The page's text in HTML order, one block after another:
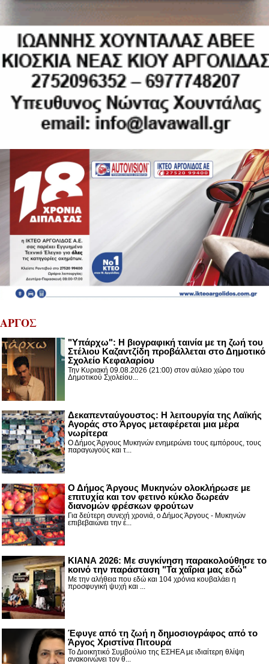
ΑΡΓΟΣ
"Υπάρχω": Η βιογραφική ταινία με τη ζωή του
Στέλιου Καζαντζίδη προβάλλεται στο Δημοτικό
Σχολείο Κεφαλαρίου
Την Κυριακή 09.08.2026 (21:00) στον αύλειο χώρο του
Δημοτικού Σχολείου...
Δεκαπενταύγουστος: H λειτουργία της Λαϊκής
Αγοράς στο Άργος μεταφέρεται μια μέρα
νωρίτερα
Ο Δήμος Άργους Μυκηνών ενημερώνει τους εμπόρους, τους
παραγωγούς και τ...
Ο Δήμος Άργους Μυκηνών ολοκλήρωσε με
επιτυχία και τον φετινό κύκλο δωρεάν
διανομών φρέσκων φρούτων
Για δεύτερη συνεχή χρονιά, ο Δήμος Άργους - Μυκηνών
επιβεβαιώνει την έ...
ΚΙΑΝΑ 2026: Με συγκίνηση παρακολούθησε το
κοινό την παράσταση "Τα χαΐρια μας εδώ"
Με την αλήθεια που εδώ και 104 χρόνια κουβαλάει η
προσφυγική ψυχή και ...
Έφυγε από τη ζωή η δημοσιογράφος από το
Άργος Χριστίνα Πιτουρά
Το Διοικητικό Συμβούλιο της ΕΣΗΕΑ με ιδιαίτερη θλίψη
ανακοινώνει τον θ...